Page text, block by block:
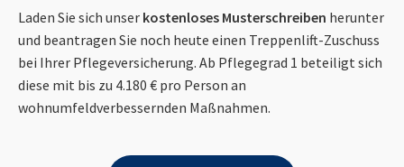
Laden Sie sich unser kostenloses Musterschreiben herunter
und beantragen Sie noch heute einen Treppenlift-Zuschuss
bei Ihrer Pflegeversicherung. Ab Pflegegrad 1 beteiligt sich
diese mit bis zu 4.180 € pro Person an
wohnumfeldverbessernden Maßnahmen.